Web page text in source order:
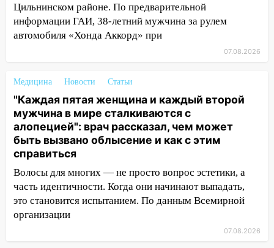
23:20 Прогноз погоды на 7 августа в
Ульяновской области
Ульяновцев приглашают на забег,
посвящённый Дню воздушного флота
19:12
В Ульяновской области
руководителя частной компании
наказали за сокрытие прошлого своего
сотрудник
18:02 В Ульяновск едут звезды
баскетбола!
17:08 Ульяновский областной суд
оставил в силе приговор руководству
«УльяновскФармации» за махинации на
Цильнинском районе. По предварительной
информации ГАИ, 38-летний мужчина за рулем
автомобиля «Хонда Аккорд» при
07.08.2026
Медицина Новости Статьи
"Каждая пятая женщина и каждый второй
мужчина в мире сталкиваются с
алопецией": врач рассказал, чем может
быть вызвано облысение и как с этим
справиться
Волосы для многих — не просто вопрос эстетики, а
часть идентичности. Когда они начинают выпадать,
это становится испытанием. По данным Всемирной
организации
07.08.2026